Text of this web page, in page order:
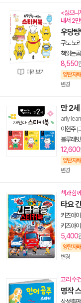
미리보기
<싫으니
내서 2
우당
구도 노
책읽는곰|
8,550
양탄자
변경
만 2
arly
이현주(
블루래빗
12,600
양탄자
변경
책과 함
타요
키즈아
키즈아
5,400
양탄자
변경
고리 수건
명작